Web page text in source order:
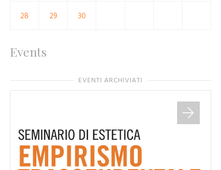
28 29 30
Events
EVENTI ARCHIVIATI